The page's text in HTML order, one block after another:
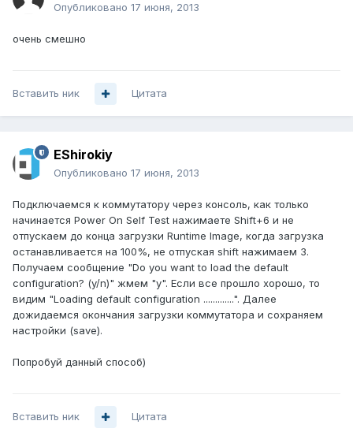
Опубликовано 17 июня, 2013
очень смешно
Вставить ник Цитата
EShirokiy
Опубликовано 17 июня, 2013
Подключаемся к коммутатору через консоль, как только
начинается Power On Self Test нажимаете Shift+6 и не
отпускаем до конца загрузки Runtime Image, когда загрузка
останавливается на 100%, не отпуская shift нажимаем 3.
Получаем сообщение "Do you want to load the default
configuration? (y/n)" жмем "y". Если все прошло хорошо, то
видим "Loading default configuration .............". Далее
дожидаемся окончания загрузки коммутатора и сохраняем
настройки (save).
Попробуй данный способ)
Вставить ник Цитата